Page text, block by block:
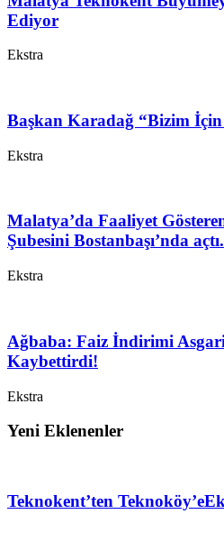
Ediyor
Ekstra
Başkan Karadağ “Bizim
Ekstra
Malatya’da Faaliyet
Şubesini Bostanbaşı’nda açtı.
Ekstra
Ağbaba: Faiz İndirimi
Kaybettirdi!
Ekstra
Yeni Eklenenler
Teknokent’ten Teknoköy’e